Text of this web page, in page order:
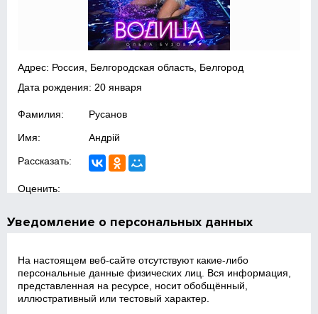
Адрес: Россия, Белгородская область, Белгород
Дата рождения: 20 января
Фамилия: Русанов
Имя: Андрій
Рассказать:
Оценить:
Уведомление о персональных данных
На настоящем веб‑сайте отсутствуют какие‑либо
персональные данные физических лиц. Вся информация,
представленная на ресурсе, носит обобщённый,
иллюстративный или тестовый характер.